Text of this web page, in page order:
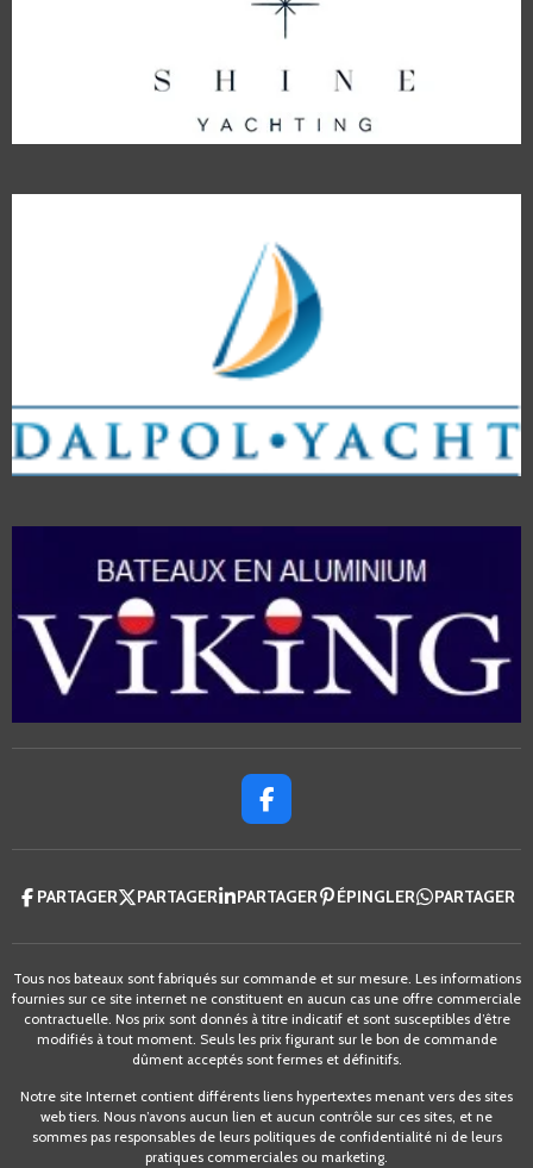
F
A
C
B
O
PARTAGER PARTAGER PARTAGER ÉPINGLER PARTAGER
Tous nos bateaux sont fabriqués sur commande et sur mesure. Les informations
fournies sur ce site internet ne constituent en aucun cas une offre commerciale
contractuelle. Nos prix sont donnés à titre indicatif et sont susceptibles d’être
modifiés à tout moment. Seuls les prix figurant sur le bon de commande
dûment acceptés sont fermes et définitifs.
Notre site Internet contient différents liens hypertextes menant vers des sites
web tiers. Nous n’avons aucun lien et aucun contrôle sur ces sites, et ne
sommes pas responsables de leurs politiques de confidentialité ni de leurs
pratiques commerciales ou marketing.